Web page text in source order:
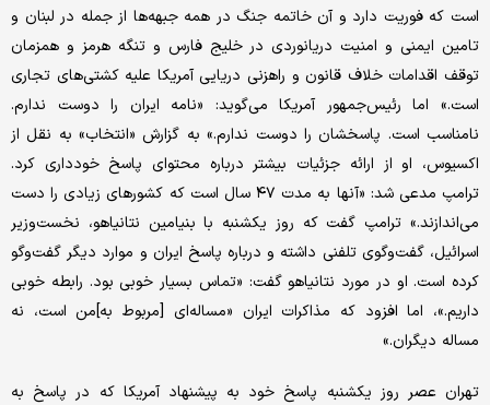
است که فوریت دارد و آن خاتمه جنگ در همه جبهه‌ها از جمله در لبنان و
تامین ایمنی و امنیت دریانوردی در خلیج فارس و تنگه هرمز و همزمان
توقف اقدامات خلاف قانون و راهزنی دریایی آمریکا علیه کشتی‌های تجاری
است.» اما رئیس‌جمهور آمریکا می‌گوید: «نامه ایران را دوست ندارم.
نامناسب است. پاسخشان را دوست ندارم.» به گزارش «انتخاب» به نقل از
اکسیوس، او از ارائه جزئیات بیشتر درباره محتوای پاسخ خودداری کرد.
ترامپ مدعی شد: «آنها به مدت ۴۷ سال است که کشور‌های زیادی را دست
می‌اندازند.» ترامپ گفت که روز یکشنبه با بنیامین نتانیاهو، نخست‌وزیر
اسرائیل، گفت‌و‌گوی تلفنی داشته و درباره پاسخ ایران و موارد دیگر گفت‌و‌گو
کرده است. او در مورد نتانیاهو گفت: «تماس بسیار خوبی بود. رابطه خوبی
داریم.»، اما افزود که مذاکرات ایران «مساله‌ای [مربوط به]من است، نه
مساله دیگران.»
تهران عصر روز یکشنبه پاسخ خود به پیشنهاد آمریکا که در پاسخ به